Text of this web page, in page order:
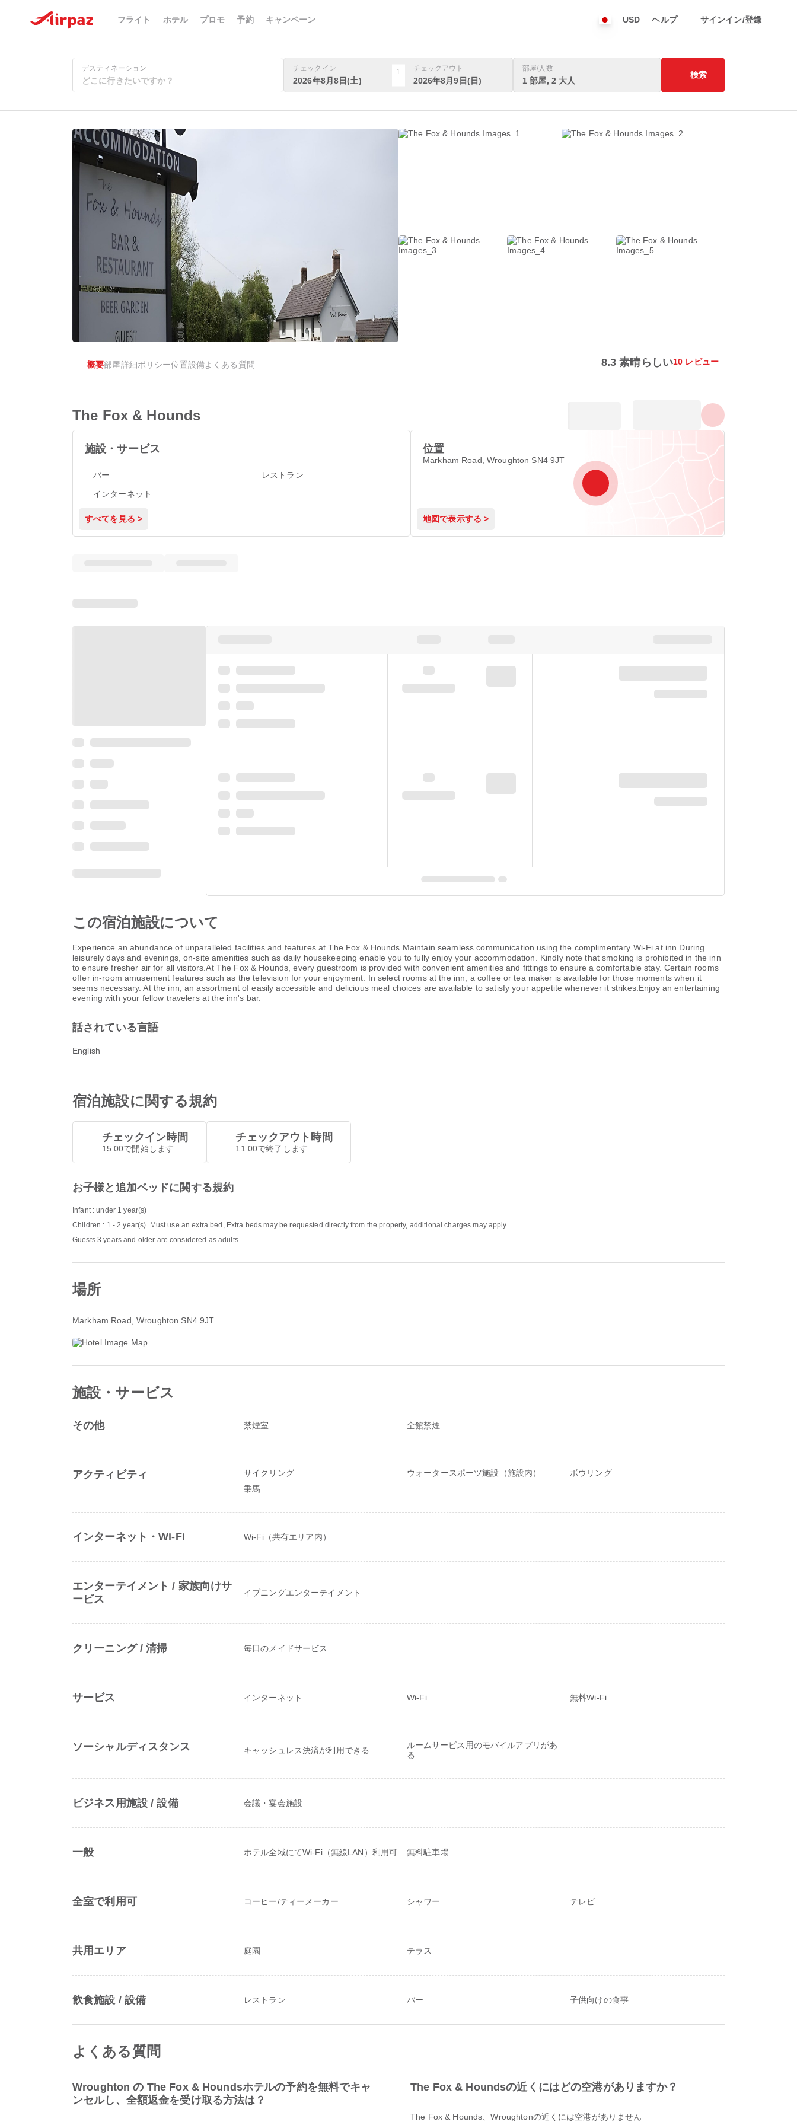
フライト ホテル プロモ 予約 キャンペーン USD ヘルプ サインイン/登録
デスティネーション チェックイン
2026年8月8日(土)
1 チェックアウト
2026年8月9日(日)
部屋/人数
1 部屋, 2 大人
検索
概要部屋詳細ポリシー位置設備よくある質問 8.3 素晴らしい10 レビュー
The Fox & Hounds
施設・サービス
バー
レストラン
インターネット
すべてを見る >
位置
Markham Road, Wroughton SN4 9JT
地図で表示する >
この宿泊施設について
Experience an abundance of unparalleled facilities and features at The Fox & Hounds.Maintain seamless communication using the complimentary Wi-Fi at inn.During
leisurely days and evenings, on-site amenities such as daily housekeeping enable you to fully enjoy your accommodation. Kindly note that smoking is prohibited in the inn
to ensure fresher air for all visitors.At The Fox & Hounds, every guestroom is provided with convenient amenities and fittings to ensure a comfortable stay. Certain rooms
offer in-room amusement features such as the television for your enjoyment. In select rooms at the inn, a coffee or tea maker is available for those moments when it
seems necessary. At the inn, an assortment of easily accessible and delicious meal choices are available to satisfy your appetite whenever it strikes.Enjoy an entertaining
evening with your fellow travelers at the inn's bar.
話されている言語
English
宿泊施設に関する規約
チェックイン時間
15.00で開始します
チェックアウト時間
11.00で終了します
お子様と追加ベッドに関する規約
Infant : under 1 year(s)
Children : 1 - 2 year(s). Must use an extra bed, Extra beds may be requested directly from the property, additional charges may apply
Guests 3 years and older are considered as adults
場所
Markham Road , Wroughton SN4 9JT
施設・サービス
その他 禁煙室 全館禁煙
アクティビティ サイクリング ウォータースポーツ施設（施設内）
ボウリング
乗馬
インターネット・Wi-Fi Wi-Fi（共有エリア内）
エンターテイメント / 家族向けサ
ービス
イブニングエンターテイメント
クリーニング / 清掃 毎日のメイドサービス
サービス インターネット Wi-Fi 無料Wi-Fi
ソーシャルディスタンス キャッシュレス決済が利用できる
ルームサービス用のモバイルアプリがあ
る
ビジネス用施設 / 設備 会議・宴会施設
一般 ホテル全域にてWi-Fi（無線LAN）利用可 無料駐車場
全室で利用可 コーヒー/ティーメーカー シャワー テレビ
共用エリア 庭園 テラス
飲食施設 / 設備 レストラン バー 子供向けの食事
よくある質問
Wroughton の The Fox & Houndsホテルの予約を無料でキャ
ンセルし、全額返金を受け取る方法は？
The Fox & Houndsの近くにはどの空港がありますか？
The Fox & Hounds、Wroughtonの近くには空港がありません